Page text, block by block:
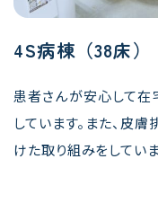
4S病棟（38床）
患者さんが安心して在
しています。また、皮
けた取り組みをしていま